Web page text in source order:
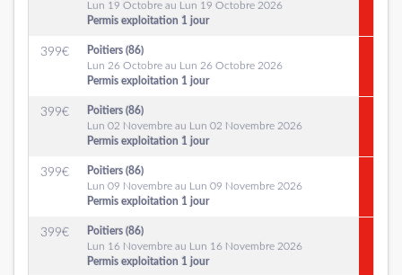
Lun 19 Octobre au Lun 19 Octobre 2026
Permis exploitation 1 jour
399€
Poitiers (86)
Lun 26 Octobre au Lun 26 Octobre 2026
Permis exploitation 1 jour
399€
Poitiers (86)
Lun 02 Novembre au Lun 02 Novembre 2026
Permis exploitation 1 jour
399€
Poitiers (86)
Lun 09 Novembre au Lun 09 Novembre 2026
Permis exploitation 1 jour
399€
Poitiers (86)
Lun 16 Novembre au Lun 16 Novembre 2026
Permis exploitation 1 jour